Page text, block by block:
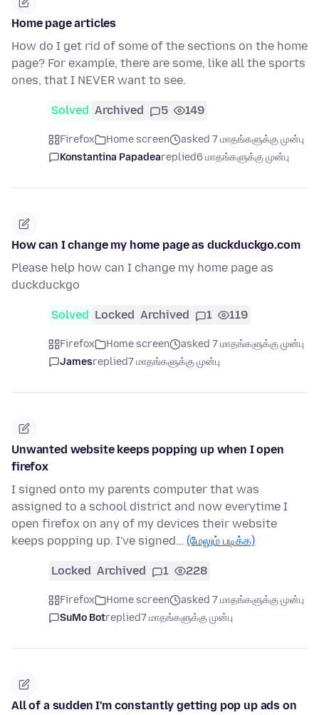
Home page articles
How do I get rid of some of the sections on the home
page? For example, there are some, like all the sports
ones, that I NEVER want to see.
Solved Archived 5 149
Firefox Home screen
asked 7 மாதங்களுக்கு முன்பு
Konstantina Papadeareplied6 மாதங்களுக்கு முன்பு
How can I change my home page as duckduckgo.com
Please help how can I change my home page as
duckduckgo
Solved Locked Archived 1 119
Firefox Home screen
asked 7 மாதங்களுக்கு முன்பு
Jamesreplied7 மாதங்களுக்கு முன்பு
Unwanted website keeps popping up when I open
firefox
I signed onto my parents computer that was
assigned to a school district and now everytime I
open firefox on any of my devices their website
keeps popping up. I've signed… (மேலும் படிக்க)
Locked Archived 1 228
Firefox Home screen
asked 7 மாதங்களுக்கு முன்பு
SuMo Botreplied7 மாதங்களுக்கு முன்பு
All of a sudden I'm constantly getting pop up ads on